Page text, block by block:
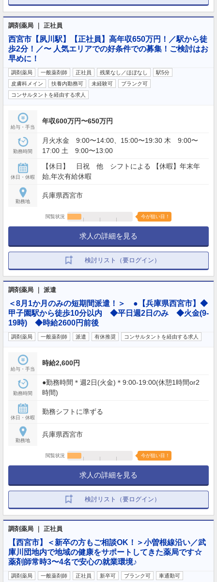
調剤薬局 ｜ 正社員
西宮市【夙川駅】【正社員】高年収650万円！／駅から徒
歩2分！／〜 人気エリアでの好条件での募集！ご検討はお
早めに！
調剤薬局 一般薬剤師 正社員 残業なし／ほぼなし
駅5分
皮膚科メイン
扶養内勤務可 未経験可
ブランク可
コンサルタントを経由する求人
給与・手当
年収600万円〜650万円
勤務時間
月火水金 9:00〜14:00、15:00〜19:30 木 9:00〜
17:00 土 9:00〜13:00
休日・休暇
【休日】 日祝 他 シフトによる 【休暇】年末年
始,年次有給休暇
勤務地
兵庫県西宮市
閲覧状況 今が狙い目！
求人の詳細を見る
検討リスト（要ログイン）
調剤薬局 ｜ 派遣
＜8月1か月のみの短期間派遣！＞ ●【兵庫県西宮市】◆
甲子園駅から徒歩10分以内 ◆平日週2日のみ ◆火金(9-
19時) ◆時給2600円前後
調剤薬局 一般薬剤師 派遣 有休推奨 コンサルタントを経由する求人
給与・手当
時給2,600円
勤務時間
●勤務時間＊週2日(火金)＊9:00-19:00(休憩1時間or2
時間)
休日・休暇
勤務シフトに準ずる
勤務地
兵庫県西宮市
閲覧状況 今が狙い目！
求人の詳細を見る
検討リスト（要ログイン）
調剤薬局 ｜ 正社員
【西宮市】＜新卒の方もご相談OK！＞小曽根線沿い／武
庫川団地内で地域の健康をサポートしてきた薬局です☆
薬剤師常時3〜4名で安心の就業環境♪
調剤薬局 一般薬剤師 正社員 新卒可 ブランク可 車通勤可